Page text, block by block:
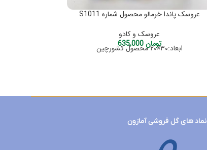
عروسک پاندا خرمالو محصول شماره S1011
عروسک و کادو
تومان635,000 ابعاد:۳۰×۲۰ محصول کشورچین
نماد های گل فروشی آمازون